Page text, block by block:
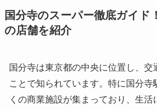
国分寺のスーパー徹底ガイド
の店舗を紹介
国分寺は東京都の中央に位置し、交
ことで知られています。特に国分寺
くの商業施設が集まっており、生活